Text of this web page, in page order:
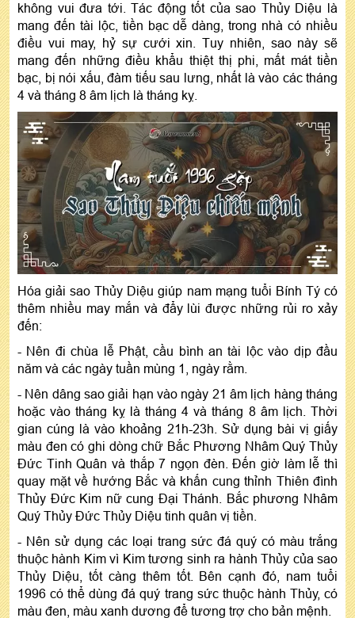
không vui đưa tới. Tác động tốt của sao Thủy Diệu là
mang đến tài lộc, tiền bạc dễ dàng, trong nhà có nhiều
điều vui may, hỷ sự cưới xin. Tuy nhiên, sao này sẽ
mang đến những điều khẩu thiệt thị phi, mất mát tiền
bạc, bị nói xấu, đàm tiếu sau lưng, nhất là vào các tháng
4 và tháng 8 âm lịch là tháng kỵ.
Hóa giải sao Thủy Diệu giúp nam mạng tuổi Bính Tý có
thêm nhiều may mắn và đẩy lùi được những rủi ro xảy
đến:
- Nên đi chùa lễ Phật, cầu bình an tài lộc vào dịp đầu
năm và các ngày tuần mùng 1, ngày rằm.
- Nên dâng sao giải hạn vào ngày 21 âm lịch hàng tháng
hoặc vào tháng kỵ là tháng 4 và tháng 8 âm lịch. Thời
gian cúng là vào khoảng 21h-23h. Sử dụng bài vị giấy
màu đen có ghi dòng chữ Bắc Phương Nhâm Quý Thủy
Đức Tinh Quân và thắp 7 ngọn đèn. Đến giờ làm lễ thì
quay mặt về hướng Bắc và khấn cung thỉnh Thiên đình
Thủy Đức Kim nữ cung Đại Thánh. Bắc phương Nhâm
Quý Thủy Đức Thủy Diệu tinh quân vị tiền.
- Nên sử dụng các loại trang sức đá quý có màu trắng
thuộc hành Kim vì Kim tương sinh ra hành Thủy của sao
Thủy Diệu, tốt càng thêm tốt. Bên cạnh đó, nam tuổi
1996 có thể dùng đá quý trang sức thuộc hành Thủy, có
màu đen, màu xanh dương để tương trợ cho bản mệnh.